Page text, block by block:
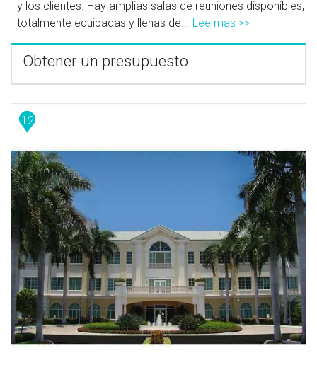
y los clientes. Hay amplias salas de reuniones disponibles,
totalmente equipadas y llenas de... Lee mas >>
Obtener un presupuesto
12